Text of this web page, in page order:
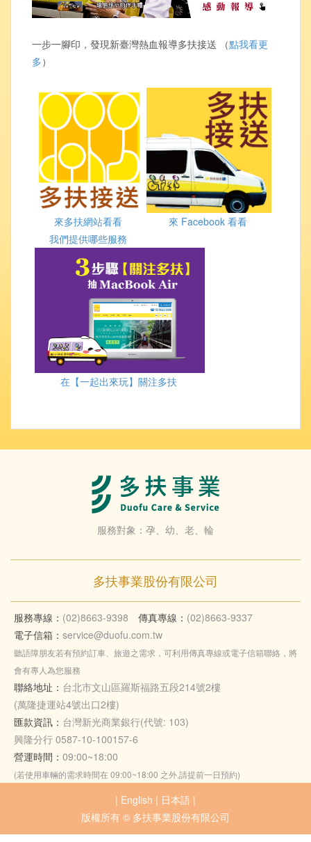
一步一腳印，發現新臺灣熱血報導多扶接送 （點我看更
多）
來多扶網站看看
我們提供哪些服務
來 Facebook 看看
在【一起出來玩】關注多扶
服務對象：孕、幼、老、輪
多扶事業股份有限公司
服務專線： (02)8663-9398 傳真專線： (02)8663-9337
電子信箱： service@duofu.com.tw
聽語障朋友若有預約訂車、旅遊之需求，可利用傳真專線或電子信箱聯絡，將
會有專人為您服務
聯絡地址： 台北市文山區羅斯福路五段214號2樓
(萬隆捷運站4號出口2樓)
匯款資訊： 台灣新光商業銀行(代號: 103)
興隆分行 0587-10-100157-6
營運時間： 09:00~18:00
(若使用車輛的需求時間在 09:00~18:00 之外,請提前一日預約)
| English | 日本語 |
版權所有 © 多扶事業股份有限公司